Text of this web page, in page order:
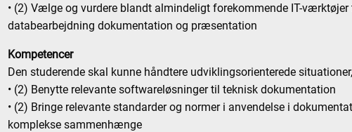
• (2) Vælge og vurdere blandt almindeligt forekommende IT-
databearbejdning dokumentation og præsentation
Kompetencer
Den studerende skal kunne håndtere udviklingsorienterede
• (2) Benytte relevante softwareløsninger til teknisk dokumentation
• (2) Bringe relevante standarder og normer i anvendelse i
komplekse sammenhænge